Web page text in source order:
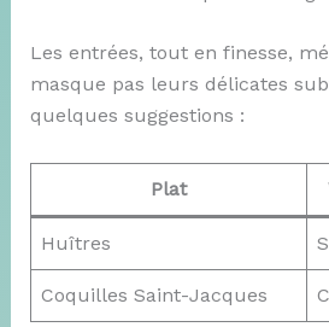
Les entrées, tout en finesse,
masque pas leurs délicates
quelques suggestions :
Plat
Huîtres
Coquilles Saint-Jacques